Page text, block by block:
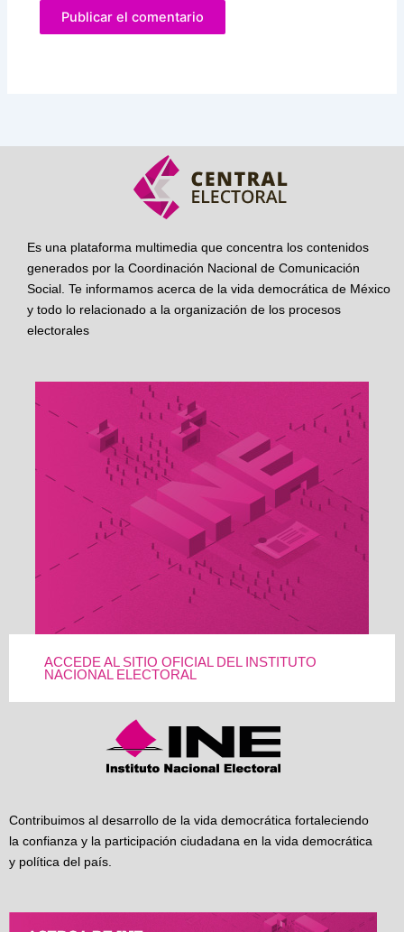
Es una plataforma multimedia que concentra los contenidos
generados por la Coordinación Nacional de Comunicación
Social. Te informamos acerca de la vida democrática de México
y todo lo relacionado a la organización de los procesos
electorales
ACCEDE AL SITIO OFICIAL DEL INSTITUTO
NACIONAL ELECTORAL
Contribuimos al desarrollo de la vida democrática fortaleciendo
la confianza y la participación ciudadana en la vida democrática
y política del país.